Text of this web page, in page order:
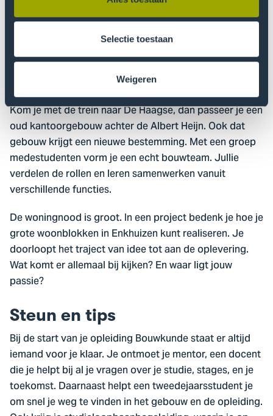
Selectie toestaan
Weigeren
Direct naast De Haagse Hogeschool vind je het oude
Rode Kruis-hoofdkantoor. Een sterk verouderd
gebouw. Samen met andere studenten bedenk jij hoe je
dit bijzondere gebouw kunt ombouwen tot
Kom je met de trein naar De Haagse, dan passeer je een
oud kantoorgebouw achter de Albert Heijn. Ook dat
gebouw krijgt een nieuwe bestemming. Met een groep
medestudenten vorm je een echt bouwteam. Jullie
verdelen de rollen en leren samenwerken vanuit
verschillende functies.
De woningnood is groot. In een project bedenk je hoe je
grote woonblokken in Enkhuizen kunt realiseren. Je
doorloopt het traject van idee tot aan de oplevering.
Wat komt er allemaal bij kijken? En waar ligt jouw
passie?
Steun en tips
Bij de start van je opleiding Bouwkunde staat er altijd
iemand voor je klaar. Je ontmoet je mentor, een docent
die je helpt bij al je vragen over je studie, stages, en je
toekomst. Daarnaast helpt een tweedejaarsstudent je
om snel je weg te vinden in het gebouw en de opleiding.